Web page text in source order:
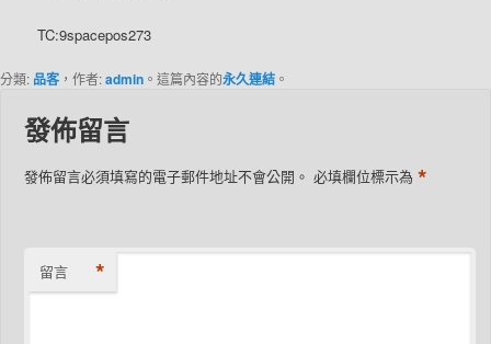
TC:9spacepos273
分類: 品客 ，作者:admin 。這篇內容的永久連結 。
發佈留言
發佈留言必須填寫的電子郵件地址不會公開。 必填欄位標示為*
留言 *